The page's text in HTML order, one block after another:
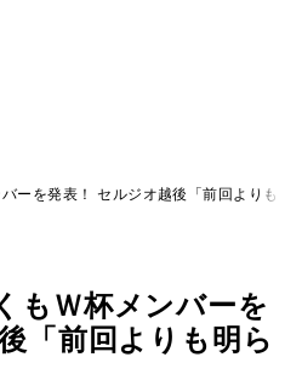
ーを発表！ セルジオ越後「前回よりも
もＷ杯メンバーを
「前回よりも明ら